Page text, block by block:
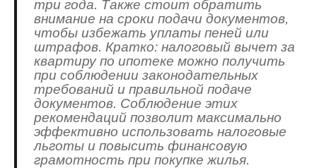
три года. Также стоит обратить
внимание на сроки подачи документов,
чтобы избежать уплаты пеней или
штрафов. Кратко: налоговый вычет за
квартиру по ипотеке можно получить
при соблюдении законодательных
требований и правильной подаче
документов. Соблюдение этих
рекомендаций позволит максимально
эффективно использовать налоговые
льготы и повысить финансовую
грамотность при покупке жилья.